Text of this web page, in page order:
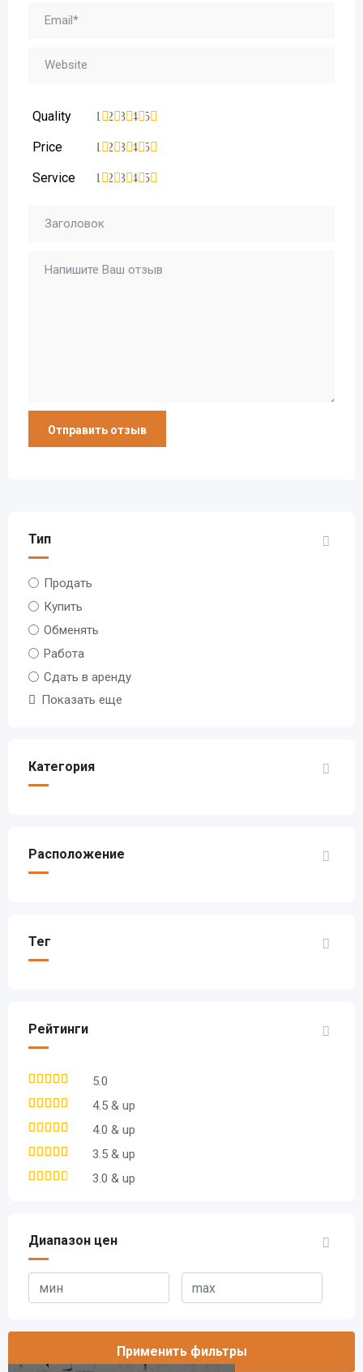
Quality 5
4
3
2
1
Price 5
4
3
2
1
Service 5
4
3
2
1
Тип
Продать
Купить
Обменять
Работа
Сдать в аренду
Показать еще
Категория
Расположение
Тег
Рейтинги
5.0
4.5 & up
4.0 & up
3.5 & up
3.0 & up
Диапазон цен
Применить фильтры